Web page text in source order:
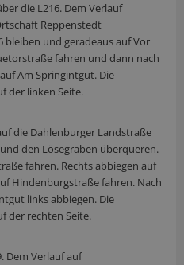
die L216. Dem Verlauf
Reppenstedt
und geradeaus auf Vor
fahren und dann nach
Am Springintgut. Die
der linken Seite.
die Dahlenburger Landstraße
den Lösegraben überqueren.
fahren. Rechts abbiegen auf
Hindenburgstraße fahren. Nach
links abbiegen. Die
der rechten Seite.
Dem Verlauf auf